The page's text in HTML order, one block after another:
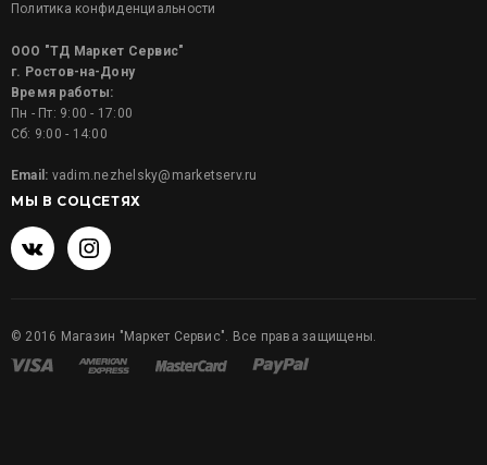
Политика конфиденциальности
ООО "ТД Маркет Сервис"
г. Ростов-на-Дону
Время работы:
Пн - Пт: 9:00 - 17:00
Сб: 9:00 - 14:00
Email: vadim.nezhelsky@marketserv.ru
МЫ В СОЦСЕТЯХ
© 2016 Магазин "Маркет Сервис". Все права защищены.